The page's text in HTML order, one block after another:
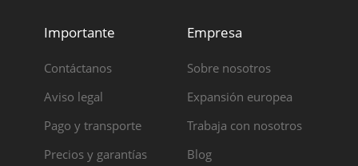
Importante
Contáctanos
Aviso legal
Pago y transporte
Precios y garantías
Empresa
Sobre nosotros
Expansión europea
Trabaja con nosotros
Blog